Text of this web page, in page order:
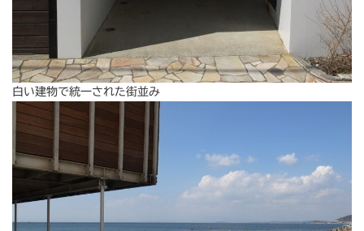
白い建物で統一された街並み